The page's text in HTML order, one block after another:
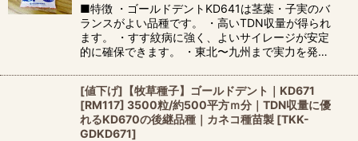
■特徴 ・ゴールドデントKD641は茎葉・子実のバ
ランスがよい品種です。 ・高いTDN収量が得られ
ます。 ・すす紋病に強く、よいサイレージが安定
的に確保できます。 ・東北〜九州まで実力を発…
[値下げ]【牧草種子】ゴールドデント｜KD671
[RM117] 3500粒/約500平方ｍ分｜TDN収量に優
れるKD670の後継品種｜カネコ種苗製 [TKK-
GDKD671]